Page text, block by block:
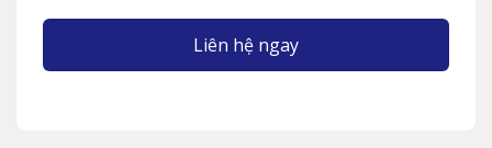
Liên hệ ngay